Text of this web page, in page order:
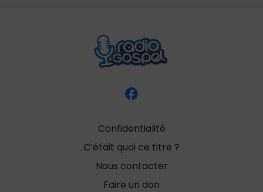
Confidentialité
C’était quoi ce titre ?
Nous contacter
Faire un don